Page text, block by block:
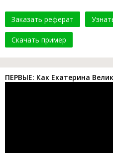
Заказать реферат
Скачать пример
ПЕРВЫЕ: Как Екатерина